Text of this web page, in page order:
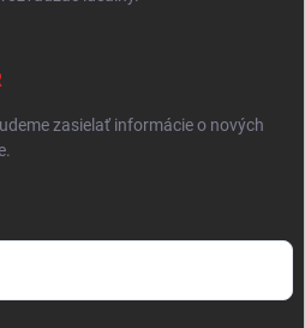
zasielať informácie o nových